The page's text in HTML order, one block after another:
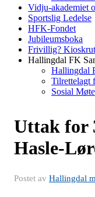
Vidju-akademiet
Sportslig Ledelse
HFK-Fondet
Jubileumsboka
Frivillig?
Hallingdal FK
Hallingdal
Tilrettelagt
Sosial
Uttak for
Hasle-
Postet av Hallingdal